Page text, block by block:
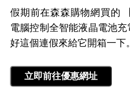
假期前在森森購物網買的
電腦控制全智能液晶電池
好這個連假來給它開箱一下。